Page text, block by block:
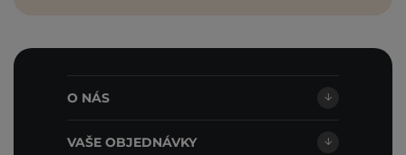
O NÁS
VAŠE OBJEDNÁVKY